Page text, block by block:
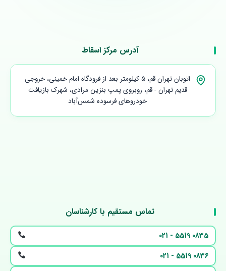
آدرس مرکز اسقاط
اتوبان تهران قم، ۵ کیلومتر بعد از فرودگاه امام خمینی، خروجی
قدیم تهران - قم، روبروی پمپ بنزین مرادی، شهرک بازیافت
خودروهای فرسوده شمس‌آباد
تماس مستقیم با کارشناسان
021 - 5519 0835
021 - 5519 0836